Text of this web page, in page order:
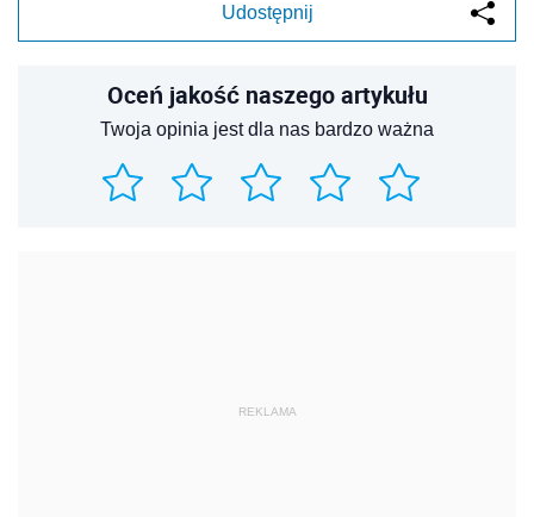
Udostępnij
Oceń jakość naszego artykułu
Twoja opinia jest dla nas bardzo ważna
REKLAMA